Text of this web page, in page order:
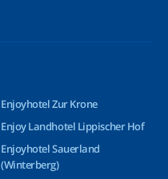
Enjoyhotel Zur Krone
Enjoy Landhotel Lippischer Hof
Enjoyhotel Sauerland
(Winterberg)